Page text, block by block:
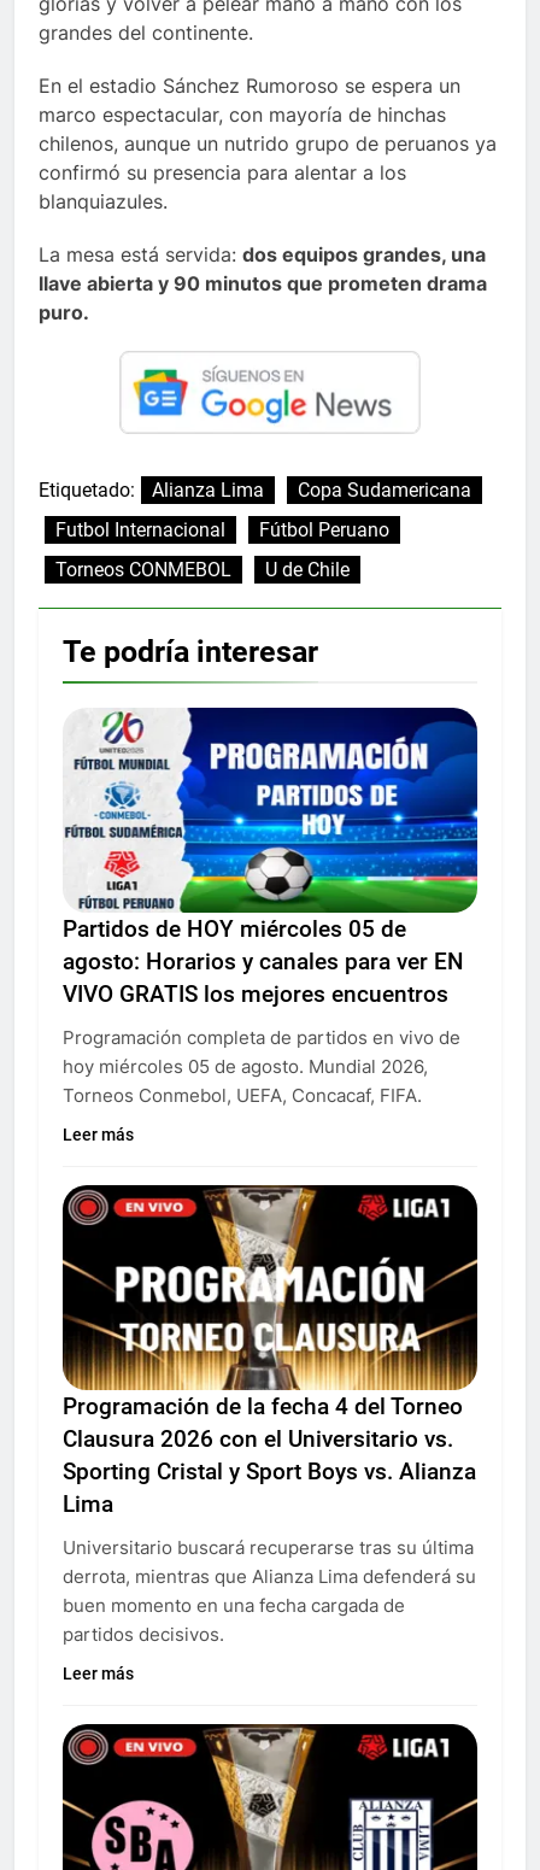
grandes del continente.
En el estadio Sánchez Rumoroso se espera un
marco espectacular, con mayoría de hinchas
chilenos, aunque un nutrido grupo de peruanos ya
confirmó su presencia para alentar a los
blanquiazules.
La mesa está servida: dos equipos grandes, una
llave abierta y 90 minutos que prometen drama
puro.
Etiquetado: Alianza Lima
Copa Sudamericana
Futbol Internacional
Fútbol Peruano
Torneos CONMEBOL
U de Chile
Te podría interesar
Partidos de HOY miércoles 05 de
agosto: Horarios y canales para ver EN
VIVO GRATIS los mejores encuentros
Programación completa de partidos en vivo de
hoy miércoles 05 de agosto. Mundial 2026,
Torneos Conmebol, UEFA, Concacaf, FIFA.
Leer más
Programación de la fecha 4 del Torneo
Clausura 2026 con el Universitario vs.
Sporting Cristal y Sport Boys vs. Alianza
Lima
Universitario buscará recuperarse tras su última
derrota, mientras que Alianza Lima defenderá su
buen momento en una fecha cargada de
partidos decisivos.
Leer más